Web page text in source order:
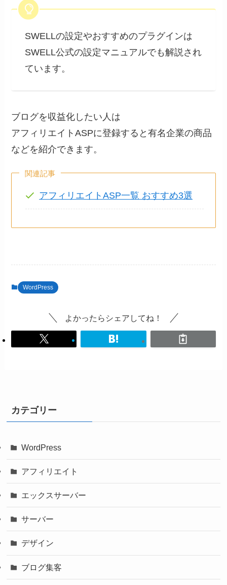
SWELLの設定やおすすめのプラグインは
SWELL公式の設定マニュアルでも解説され
ています。
ブログを収益化したい人は
アフィリエイトASPに登録すると有名企業の商品
などを紹介できます。
関連記事
アフィリエイトASP一覧 おすすめ3選
WordPress
よかったらシェアしてね！
カテゴリー
WordPress
アフィリエイト
エックスサーバー
サーバー
デザイン
ブログ集客